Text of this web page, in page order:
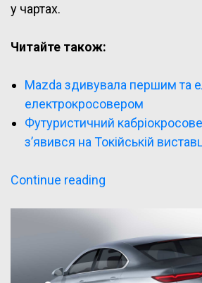
у чартах.
Читайте також:
Mazda здивувала першим та
електрокросовером
Футуристичний
з’явився на Токійській
Continue reading
рендер
Alfa
Romeo